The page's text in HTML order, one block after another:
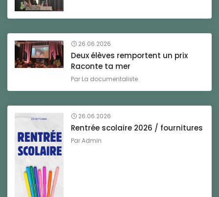
26.06.2026
Deux élèves remportent un prix
Raconte ta mer
Par La documentaliste
26.06.2026
Rentrée scolaire 2026 / fournitures
ParAdmin